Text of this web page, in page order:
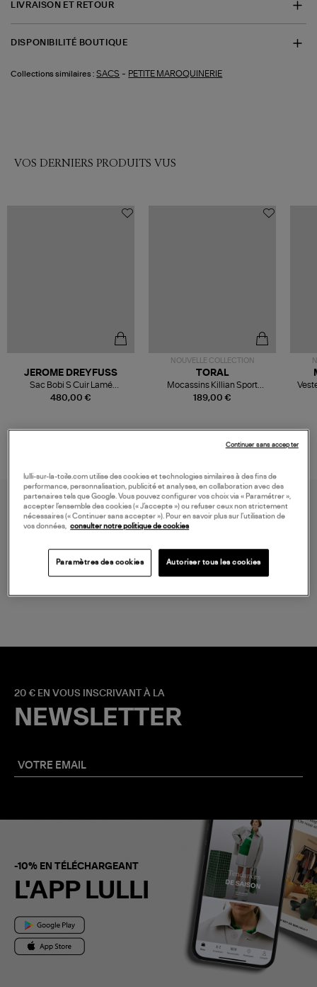
LIVRAISON ET RETOUR
DISPONIBILITÉ BOUTIQUE
Collections similaires : SACS - PETITE MAROQUINERIE
VOS DERNIERS PRODUITS VUS
480,00 €
JEROME DREYFUSS
Sac Bobi S Cuir Lamé
Champagne
NOUVELLE COLLECTION
189,00 €
TORAL
Mocassins Killian Sport
Mousse
LIVRAISON GRATUITE
20 € EN VOUS INSCRIVANT À LA
NEWSLETTER
-10% EN TÉLÉCHARGEANT
L'APP LULLI
lulli-sur-la-toile.com utilise des cookies et technologies similaires à des fins de
performance, personnalisation, publicité et analyses, en collaboration avec des
partenaires tels que Google. Vous pouvez configurer vos choix via « Paramétrer »,
accepter l’ensemble des cookies (« J’accepte ») ou refuser ceux non strictement
nécessaires (« Continuer sans accepter »). Pour en savoir plus sur l’utilisation de
vos données,
consulter notre politique de cookies
Paramètres des cookies Autoriser tous les cookies
Continuer sans accepter